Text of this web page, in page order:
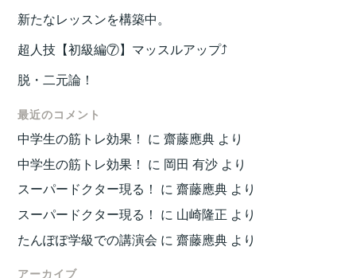
新たなレッスンを構築中。
超人技【初級編⑦】マッスルアップ⤴️
脱・二元論！
最近のコメント
中学生の筋トレ効果！ に齋藤應典 より
中学生の筋トレ効果！ に 岡田 有沙 より
スーパードクター現る！ に齋藤應典 より
スーパードクター現る！ に 山崎隆正 より
たんぽぽ学級での講演会 に齋藤應典 より
アーカイブ